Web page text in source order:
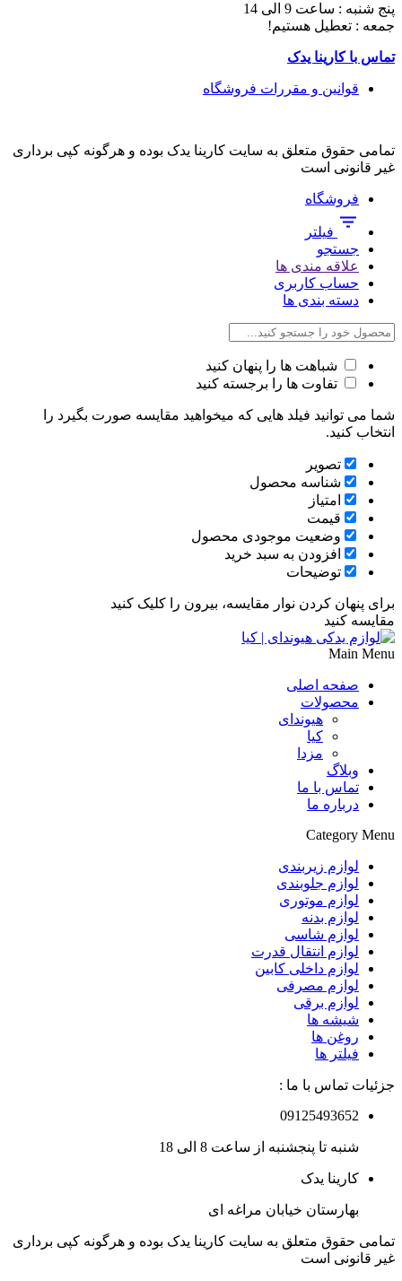
پنج شنبه : ساعت 9 الی 14
جمعه : تعطیل هستیم!
تماس با کارینا یدک
قوانین و مقررات فروشگاه
تمامی حقوق متعلق به سایت کارینا یدک بوده و هرگونه کپی برداری
غیر قانونی است
فروشگاه
فیلتر
جستجو
علاقه مندی ها
حساب کاربری
دسته بندی ها
شباهت ها را پنهان کنید
تفاوت ها را برجسته کنید
شما می توانید فیلد هایی که میخواهید مقایسه صورت بگیرد را
انتخاب کنید.
تصویر
شناسه محصول
امتیاز
قیمت
وضعیت موجودی محصول
افزودن به سبد خرید
توضیحات
برای پنهان کردن نوار مقایسه، بیرون را کلیک کنید
مقایسه کنید
Main Menu
صفحه اصلی
محصولات
هیوندای
کیا
مزدا
وبلاگ
تماس با ما
درباره ما
Category Menu
لوازم زیربندی
لوازم جلوبندی
لوازم موتوری
لوازم بدنه
لوازم شاسی
لوازم انتقال قدرت
لوازم داخلی کابین
لوازم مصرفی
لوازم برقی
شیشه ها
روغن ها
فیلتر ها
جزئیات تماس با ما :
09125493652
شنبه تا پنجشنبه از ساعت 8 الی 18
کارینا یدک
بهارستان خیابان مراغه ای
تمامی حقوق متعلق به سایت کارینا یدک بوده و هرگونه کپی برداری
غیر قانونی است